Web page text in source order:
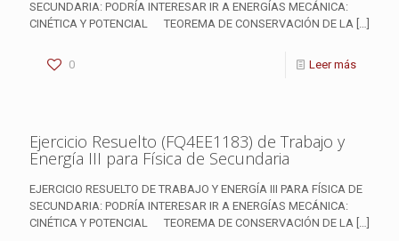
SECUNDARIA: PODRÍA INTERESAR IR A ENERGÍAS MECÁNICA:
CINÉTICA Y POTENCIAL TEOREMA DE CONSERVACIÓN DE LA […]
0 Leer más
Ejercicio Resuelto (FQ4EE1183) de Trabajo y
Energía III para Física de Secundaria
EJERCICIO RESUELTO DE TRABAJO Y ENERGÍA III PARA FÍSICA DE
SECUNDARIA: PODRÍA INTERESAR IR A ENERGÍAS MECÁNICA:
CINÉTICA Y POTENCIAL TEOREMA DE CONSERVACIÓN DE LA […]